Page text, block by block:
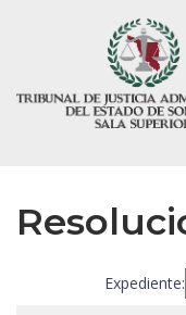
Expediente: